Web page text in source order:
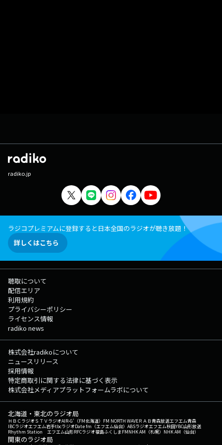
radiko.jp
ラジコプレミアムに登録すると日本全国のラジオが聴き放題！
詳しくはこちら
聴取について
配信エリア
利用規約
プライバシーポリシー
ライセンス情報
radiko news
株式会社radikoについて
ニュースリリース
採用情報
特定商取引に関する法律に基づく表示
株式会社メディアプラットフォームラボについて
北海道・東北のラジオ局
ＨＢＣラジオＳＴＶラジオAIR-G'（FM北海道） FM NORTH WAVEＲＡＢ青森放送エフエム青森
IBCラジオエフエム岩手tbcラジオDate fm（エフエム仙台） ABSラジオエフエム秋田YBC山形放送
Rhythm Station エフエム山形RFCラジオ福島ふくしまFMNHK AM（札幌） NHK AM（仙台）
関東のラジオ局